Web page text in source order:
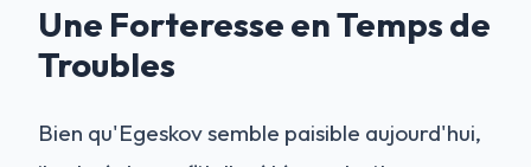
Une Forteresse en Temps de
Troubles
Bien qu'Egeskov semble paisible aujourd'hui,